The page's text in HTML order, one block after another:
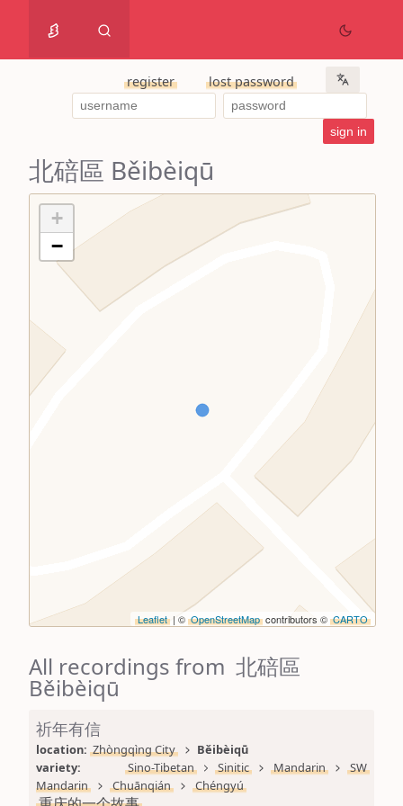
register lost password
北碚區 Běibèiqū
+
−
Leaflet | © OpenStreetMap contributors © CARTO
All recordings from 北碚區
Běibèiqū
祈年有信
location: Zhòngqìng City
Běibèiqū
variety:
Sino-Tibetan Sinitic Mandarin
SW
Mandarin
Chuānqián Chéngyú